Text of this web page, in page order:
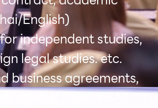
English)
independent studies,
legal studies. etc.
business agreements,
advice